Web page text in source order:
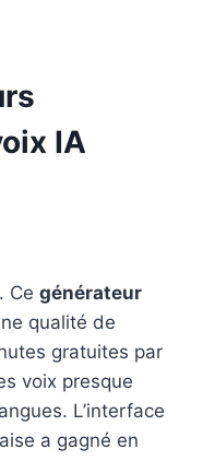
IA
Ce générateur
qualité de
gratuites par
voix presque
L’interface
a gagné en